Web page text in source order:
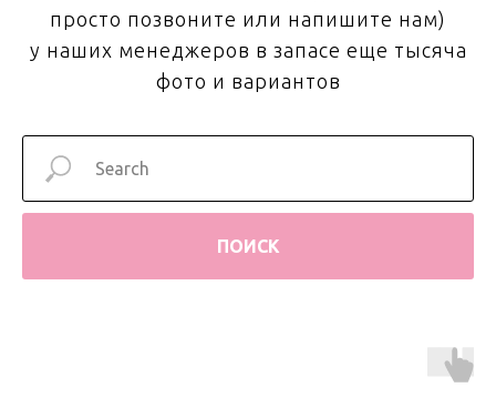
просто позвоните или напишите нам)
у наших менеджеров в запасе еще тысяча
фото и вариантов
ПОИСК